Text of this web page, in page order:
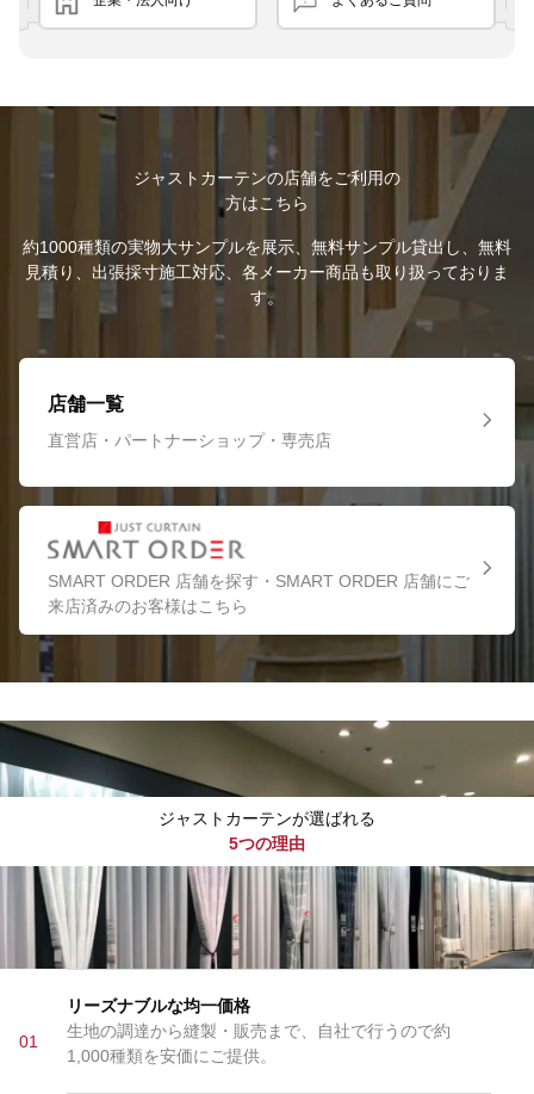
ジャストカーテンの店舗をご利用の
方はこちら
約1000種類の実物大サンプルを展示、無料サンプル貸出し、無料
見積り、出張採寸施工対応、各メーカー商品も取り扱っておりま
す。
店舗一覧
直営店・パートナーショップ・専売店
SMART ORDER 店舗を探す・SMART ORDER 店舗にご
来店済みのお客様はこちら
ジャストカーテンが選ばれる
5つの理由
01
リーズナブルな均一価格
生地の調達から縫製・販売まで、自社で行うので約
1,000種類を安価にご提供。